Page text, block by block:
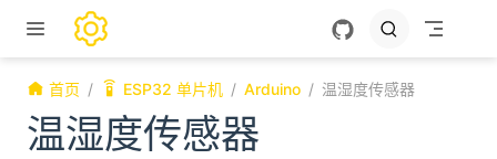
跳至主要內容
首页 ESP32 单片机 Arduino 温湿度传感器
温湿度传感器